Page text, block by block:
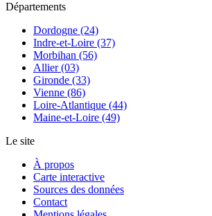
Départements
Dordogne (24)
Indre-et-Loire (37)
Morbihan (56)
Allier (03)
Gironde (33)
Vienne (86)
Loire-Atlantique (44)
Maine-et-Loire (49)
Le site
À propos
Carte interactive
Sources des données
Contact